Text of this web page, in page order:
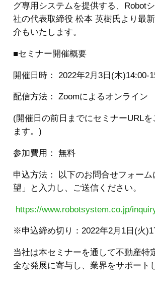
グ専用システムを提供する、Robot
社の代表取締役 松本 英樹氏より最
介もいたします。
■セミナー開催概要
開催日時： 2022年2月3日(木)14:00-
配信方法： Zoomによるオンライン
(開催日の前日までにセミナーURL
ます。)
参加費用： 無料
申込方法： 以下のお問合せフォー
望」と入力し、ご送信ください。
https://www.robotsystem.co.jp/
※申込締め切り：2022年2月1日(火
当社は本セミナーを通して不動産特
全な発展に寄与し、業界をサポート